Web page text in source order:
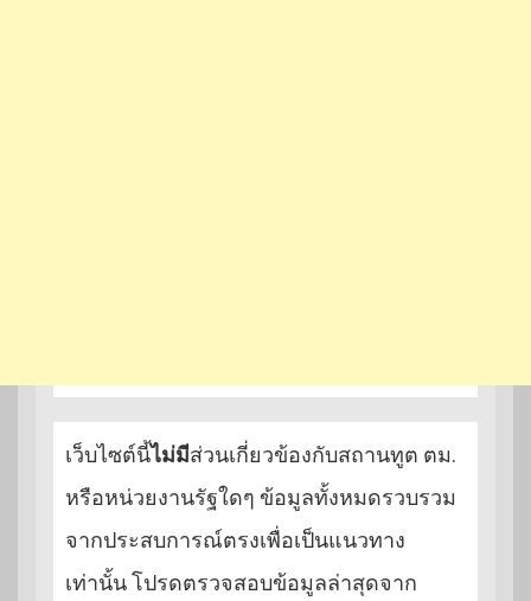
เว็บไซต์นี้ไม่มีส่วนเกี่ยวข้องกับสถานทูต ตม.
หรือหน่วยงานรัฐใดๆ ข้อมูลทั้งหมดรวบรวม
จากประสบการณ์ตรงเพื่อเป็นแนวทาง
เท่านั้น โปรดตรวจสอบข้อมูลล่าสุดจาก